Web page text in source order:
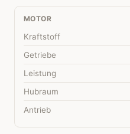
MOTOR
Kraftstoff
Getriebe
Leistung
Hubraum
Antrieb